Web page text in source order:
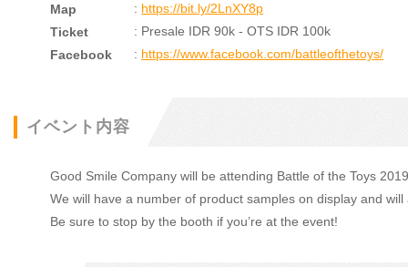
Map
: https://bit.ly/2LnXY8p
Ticket
: Presale IDR 90k - OTS IDR 100k
Facebook
: https://www.facebook.com/battleofthetoys/
イベント内容
Good Smile Company will be attending Battle of the Toys
We will have a number of product samples on display and
Be sure to stop by the booth if you’re at the event!